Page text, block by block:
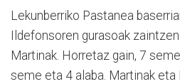
Lekunberriko Pastanea
Ildefonsoren gurasoak
Martinak. Horretaz gain, 7
seme eta 4 alaba. Martinak